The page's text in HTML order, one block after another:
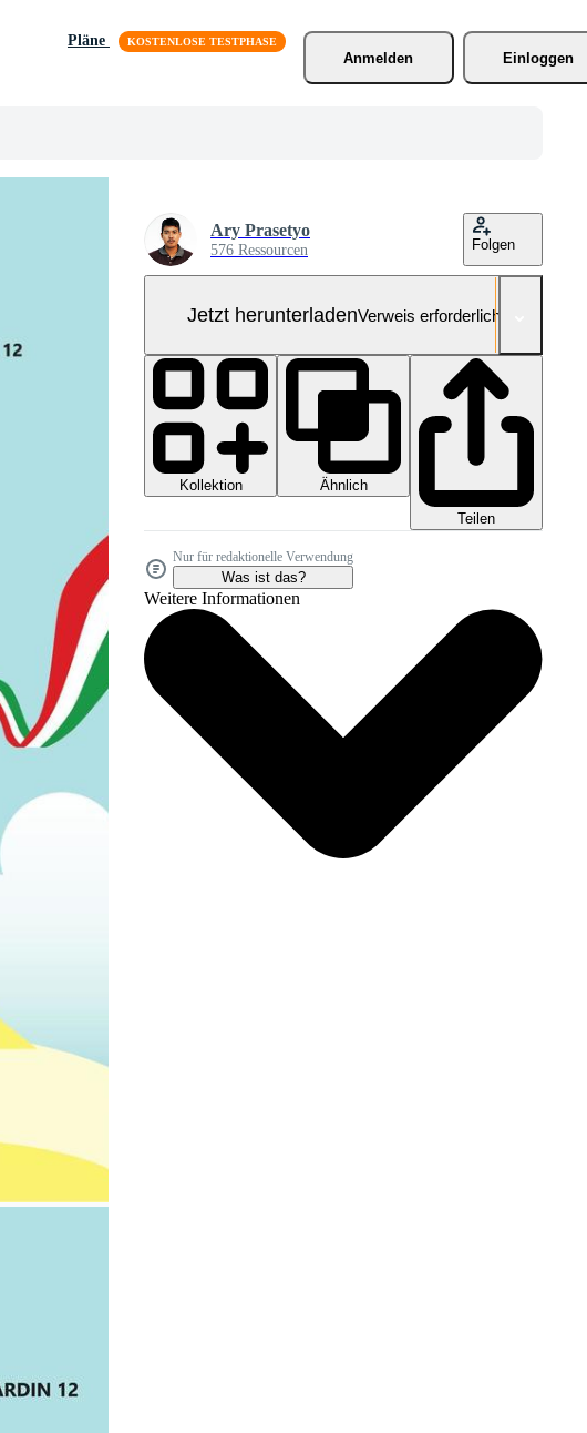
Pläne
Anmelden
Einloggen
Ary Prasetyo
576 Ressourcen Folgen
Jetzt herunterladenVerweis erforderlich
Kollektion
Ähnlich
Teilen
Nur für redaktionelle Verwendung
Was ist das?
Weitere Informationen